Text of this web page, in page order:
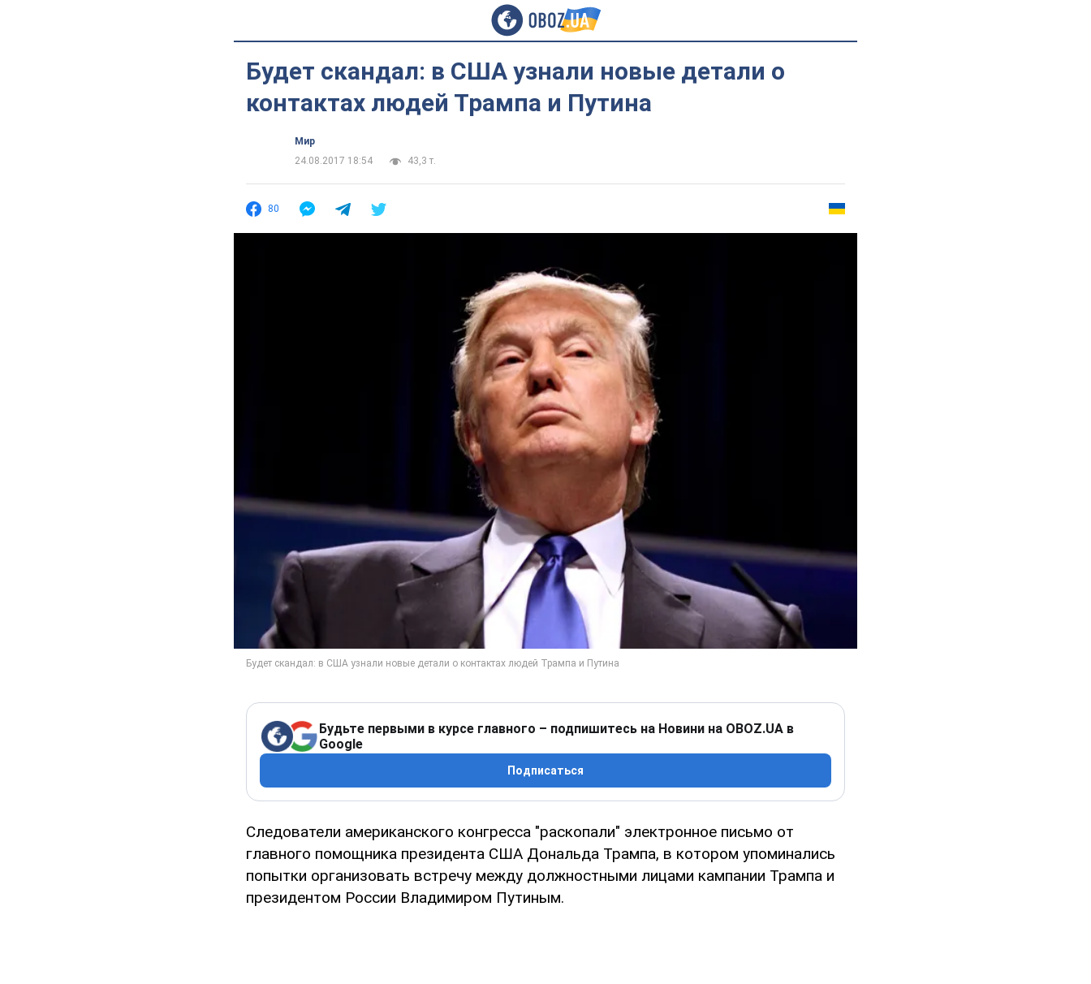
Будет скандал: в США узнали новые детали о
контактах людей Трампа и Путина
Мир
24.08.2017 18:54
43,3 т.
80
Будьте первыми в курсе главного – подпишитесь на Новини на OBOZ.UA в
Google
Подписаться
Следователи американского конгресса "раскопали" электронное письмо от
главного помощника президента США Дональда Трампа, в котором упоминались
попытки организовать встречу между должностными лицами кампании Трампа и
президентом России Владимиром Путиным.